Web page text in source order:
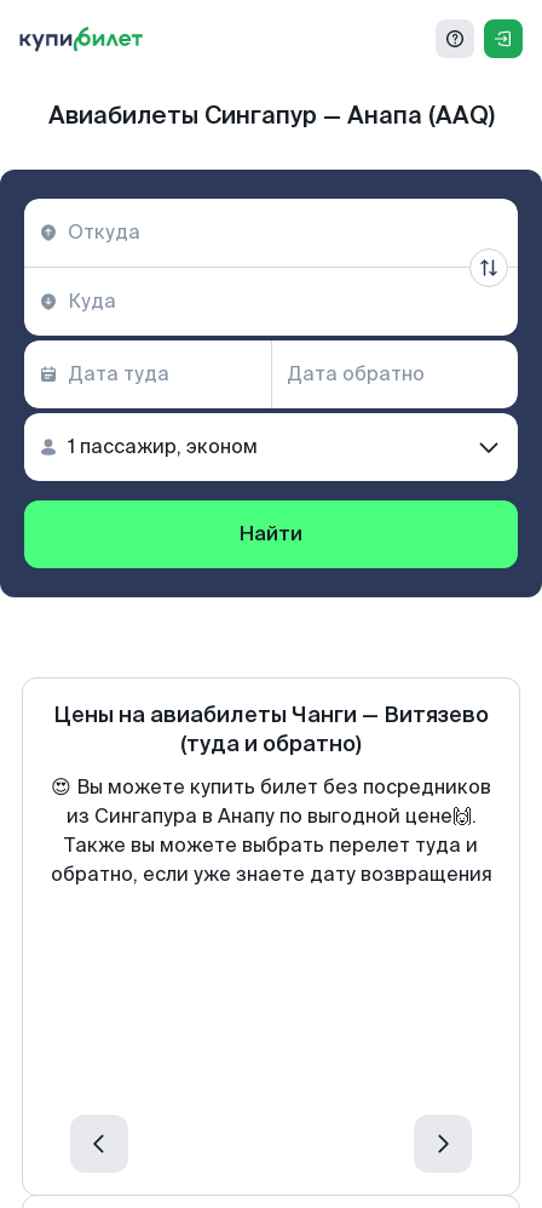
Авиабилеты Сингапур — Анапа (AAQ)
Найти
Цены на авиабилеты Чанги — Витязево
(туда и обратно)
😍 Вы можете купить билет без посредников
из Сингапура в Анапу по выгодной цене🙌.
Также вы можете выбрать перелет туда и
обратно, если уже знаете дату возвращения